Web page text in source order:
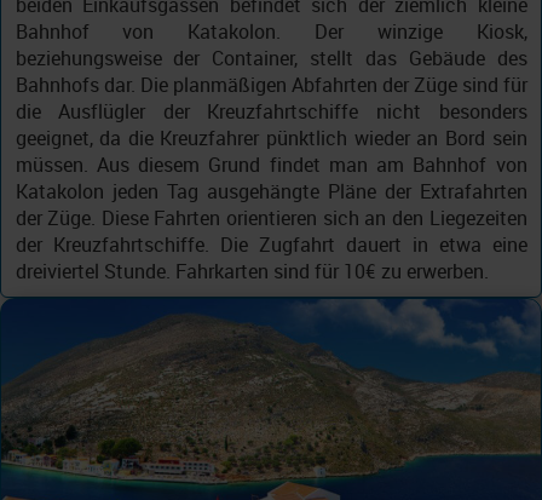
Bahnhof von Katakolon. Der winzige Kiosk,
beziehungsweise der Container, stellt das Gebäude des
Bahnhofs dar. Die planmäßigen Abfahrten der Züge sind für
die Ausflügler der Kreuzfahrtschiffe nicht besonders
geeignet, da die Kreuzfahrer pünktlich wieder an Bord sein
müssen. Aus diesem Grund findet man am Bahnhof von
Katakolon jeden Tag ausgehängte Pläne der Extrafahrten
der Züge. Diese Fahrten orientieren sich an den Liegezeiten
der Kreuzfahrtschiffe. Die Zugfahrt dauert in etwa eine
dreiviertel Stunde. Fahrkarten sind für 10€ zu erwerben.